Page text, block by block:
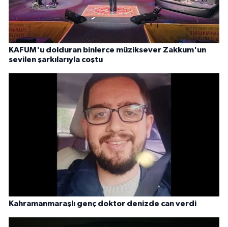
KAFUM'u dolduran binlerce müziksever Zakkum'un
sevilen şarkılarıyla coştu
Kahramanmaraşlı genç doktor denizde can verdi